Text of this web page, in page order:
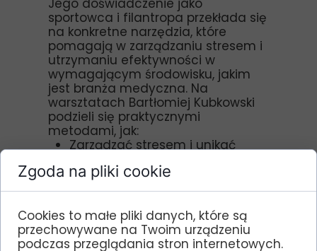
Jego doświadczenie jako
sportowca i filantropa przekłada się
na konkretne narzędzia, które
pomagają w zarządzaniu stresem i
utrzymaniu efektywności w
wymagającym środowisku, jakim
jest branża medyczna. Na
warsztatach Bartłomiej Kubkowski
podzieli się praktycznymi
metodami, jak:
Zarządzać stresem i unikać
Utrzymać wysoką efektywność
mimo presji.
życiem zawodowym a
prywatnym.
Kształtować nawyki wspierające
Zgoda na pliki cookie
Cookies to małe pliki danych, które są
przechowywane na Twoim urządzeniu
podczas przeglądania stron internetowych.